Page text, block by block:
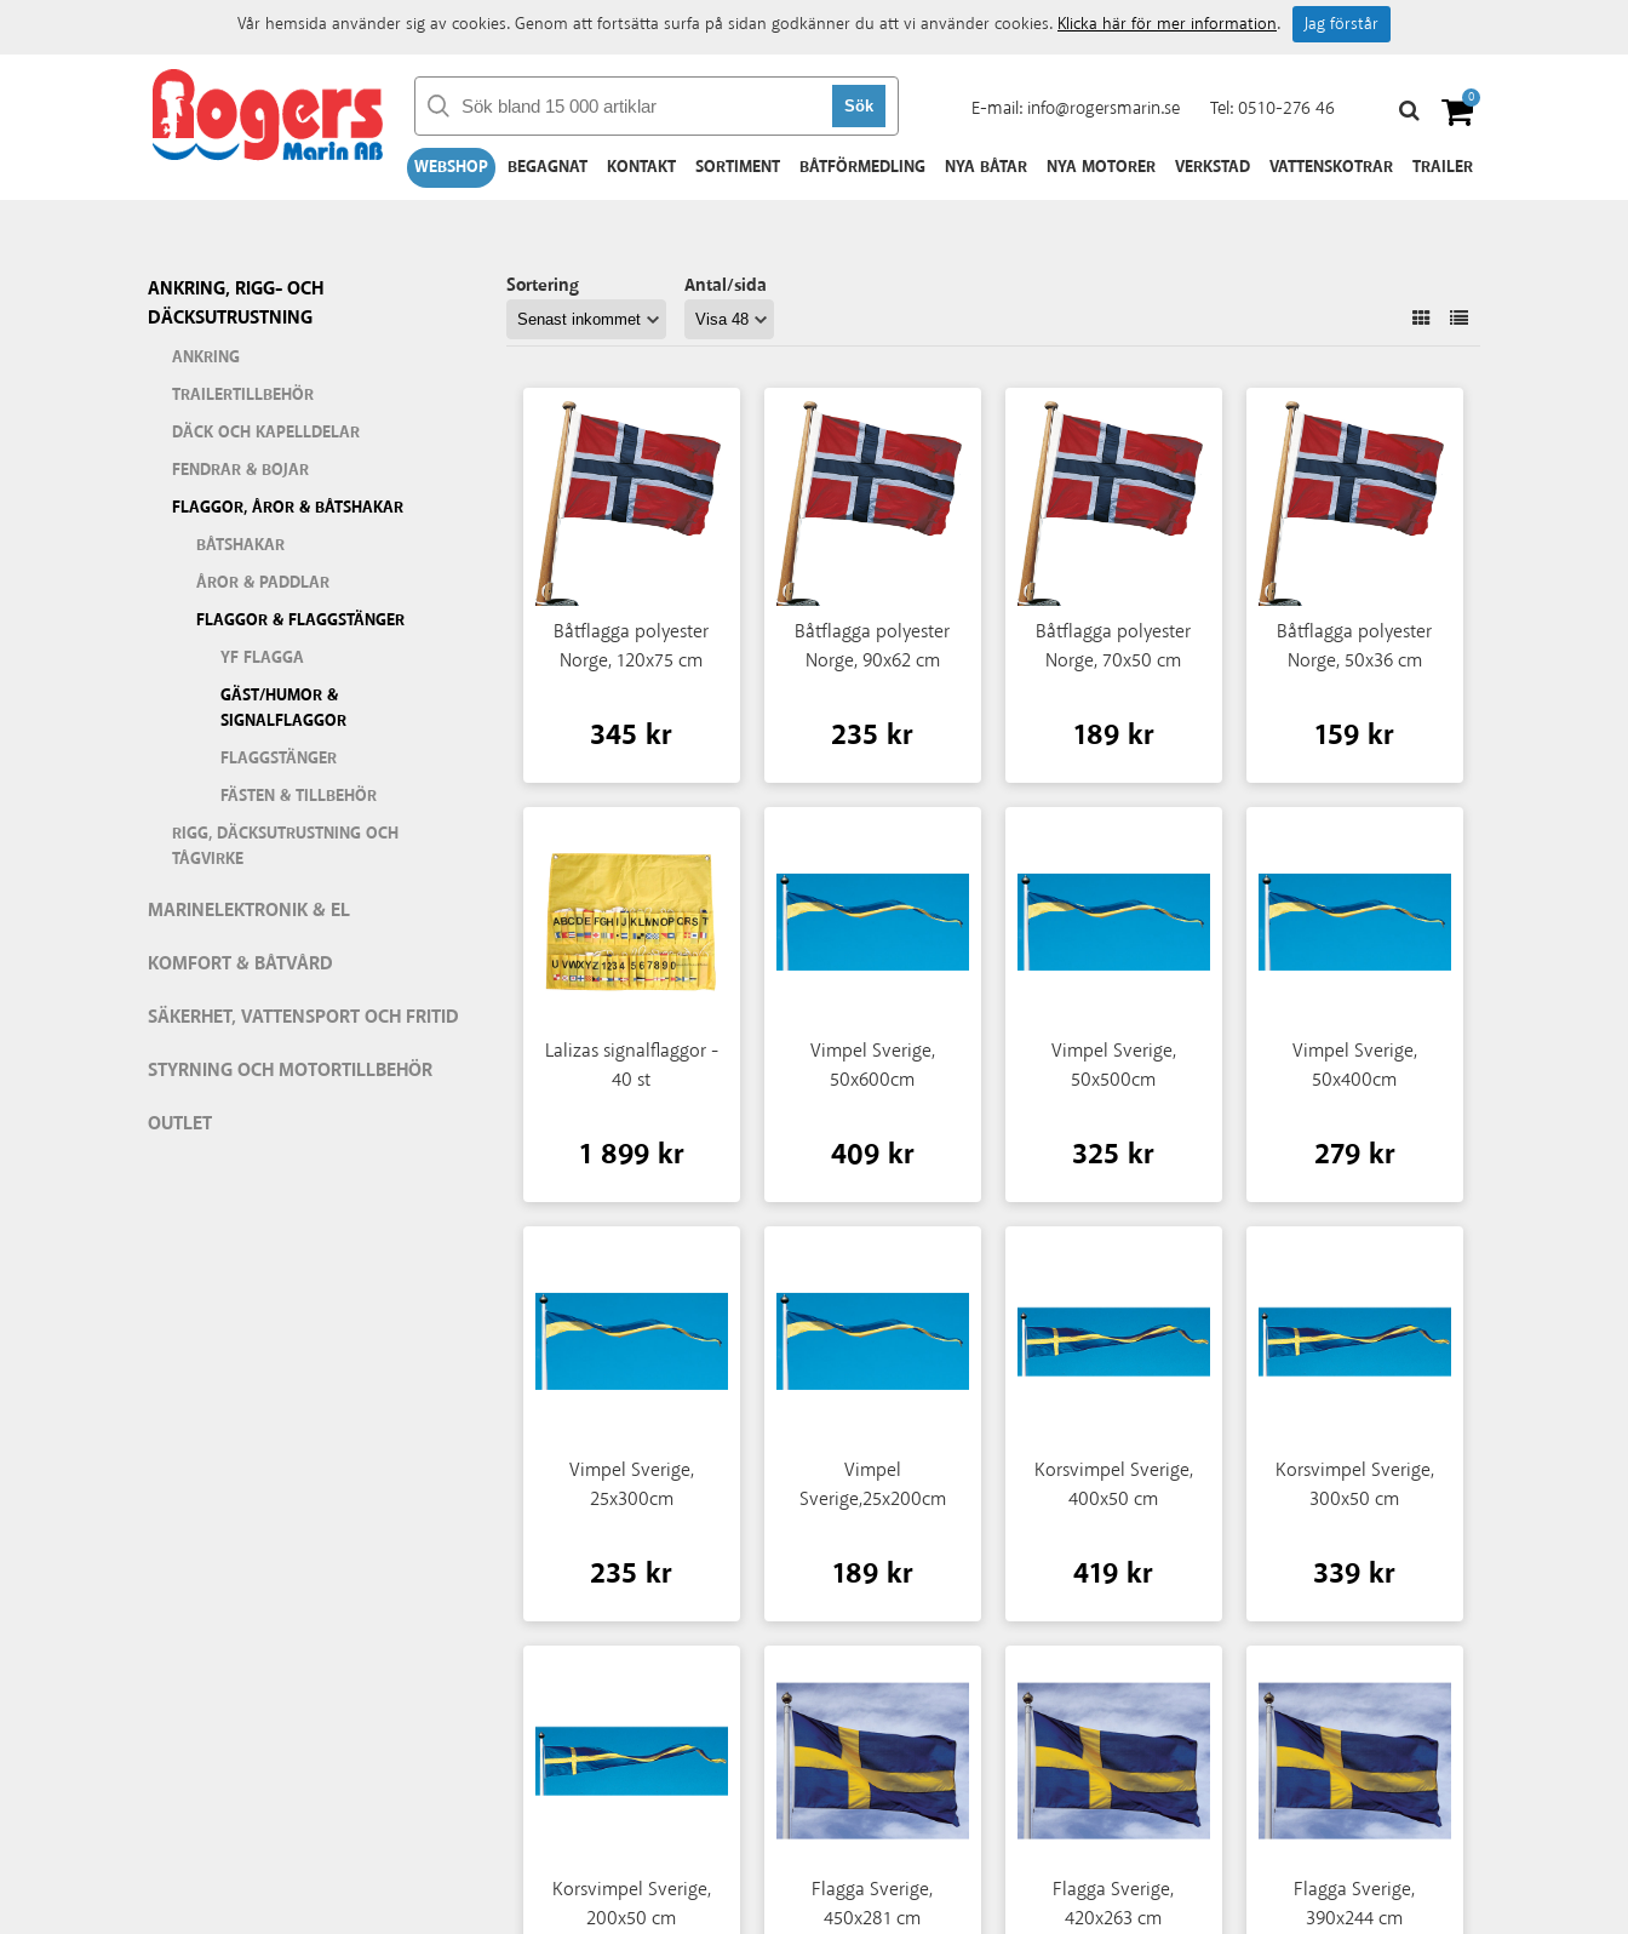
E-mail: info@rogersmarin.se Tel:0510-276 46 0
WEBSHOP BEGAGNAT KONTAKT SORTIMENT BÅTFÖRMEDLING NYA BÅTAR NYA MOTORER VERKSTAD VATTENSKOTRAR TRAILER
ANKRING, RIGG- OCH
DÄCKSUTRUSTNING
ANKRING
TRAILERTILLBEHÖR
DÄCK OCH KAPELLDELAR
FENDRAR & BOJAR
FLAGGOR, ÅROR & BÅTSHAKAR
BÅTSHAKAR
ÅROR & PADDLAR
FLAGGOR & FLAGGSTÄNGER
YF FLAGGA
GÄST/HUMOR &
SIGNALFLAGGOR
FLAGGSTÄNGER
FÄSTEN & TILLBEHÖR
RIGG, DÄCKSUTRUSTNING OCH
TÅGVIRKE
MARINELEKTRONIK & EL
KOMFORT & BÅTVÅRD
SÄKERHET, VATTENSPORT OCH FRITID
STYRNING OCH MOTORTILLBEHÖR
OUTLET
Sortering Antal/sida
Båtflagga polyester
Norge, 120x75 cm
345 kr
Båtflagga polyester
Norge, 90x62 cm
235 kr
Båtflagga polyester
Norge, 70x50 cm
189 kr
Båtflagga polyester
Norge, 50x36 cm
159 kr
Lalizas signalflaggor -
40 st
1 899 kr
Vimpel Sverige,
50x600cm
409 kr
Vimpel Sverige,
50x500cm
325 kr
Vimpel Sverige,
50x400cm
279 kr
Vimpel Sverige,
25x300cm
235 kr
Vimpel
Sverige,25x200cm
189 kr
Korsvimpel Sverige,
400x50 cm
419 kr
Korsvimpel Sverige,
300x50 cm
339 kr
Korsvimpel Sverige,
200x50 cm
Flagga Sverige,
450x281 cm
Flagga Sverige,
420x263 cm
Flagga Sverige,
390x244 cm
Vår hemsida använder sig av cookies. Genom att fortsätta surfa på sidan godkänner du att vi använder cookies. Klicka här för mer information. Jag förstår